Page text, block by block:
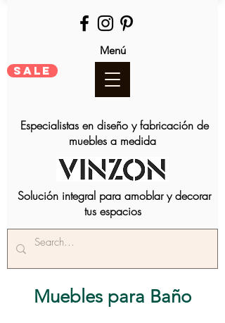
Menú
SALE
Especialistas en diseño y fabricación de
muebles a medida
Solución integral para amoblar y decorar
tus espacios
Muebles para Baño